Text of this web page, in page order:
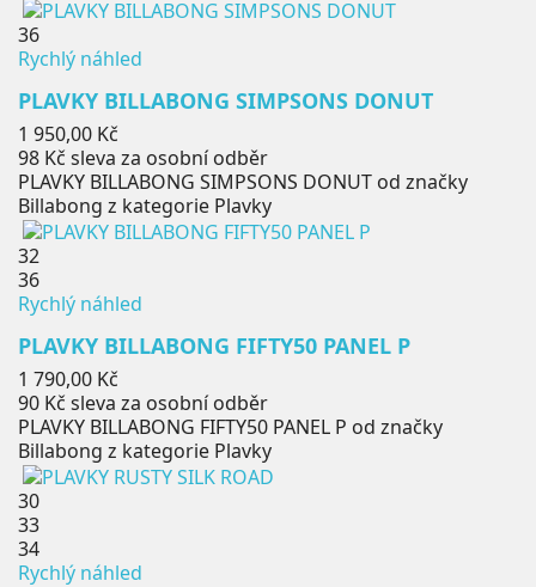
36
Rychlý náhled
PLAVKY BILLABONG SIMPSONS DONUT
Cena
1 950,00 Kč
98 Kč sleva za osobní odběr
PLAVKY BILLABONG SIMPSONS DONUT od značky
Billabong z kategorie Plavky
32
36
Rychlý náhled
PLAVKY BILLABONG FIFTY50 PANEL P
Cena
1 790,00 Kč
90 Kč sleva za osobní odběr
PLAVKY BILLABONG FIFTY50 PANEL P od značky
Billabong z kategorie Plavky
30
33
34
Rychlý náhled